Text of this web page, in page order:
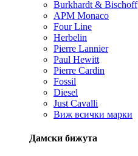
Burkhardt & Bischoff
APM Monaco
Four Line
Herbelin
Pierre Lannier
Paul Hewitt
Pierre Cardin
Fossil
Diesel
Just Cavalli
Виж всички марки
Дамски бижута